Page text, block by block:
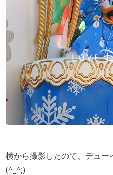
横から撮影したので、デュー
(^_^;)